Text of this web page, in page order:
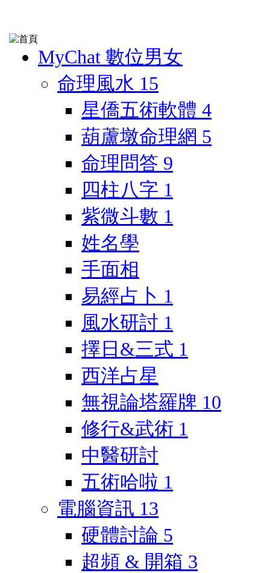
MyChat 數位男女
命理風水 15
星僑五術軟體 4
葫蘆墩命理網 5
命理問答 9
四柱八字 1
紫微斗數 1
姓名學
手面相
易經占卜 1
風水研討 1
擇日&三式 1
西洋占星
無視論塔羅牌 10
修行&武術 1
中醫研討
五術哈啦 1
電腦資訊 13
硬體討論 5
超頻 & 開箱 3